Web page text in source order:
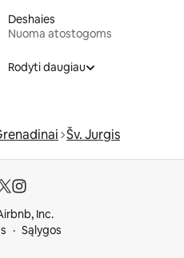
Deshaies
Nuoma atostogoms
Rodyti daugiau
Šv. Jurgis
Inc.
Sąlygos